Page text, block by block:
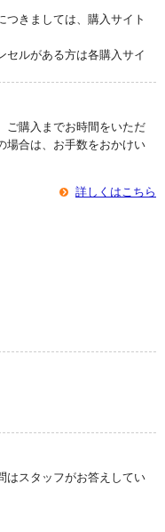
つきましては、購入サイト
セルがある方は各購入サイ
ご購入までお時間をいただ
場合は、お手数をおかけい
詳しくはこちら
はスタッフがお答えしてい